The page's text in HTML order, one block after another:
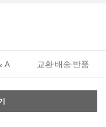
A 교환·배송·반품